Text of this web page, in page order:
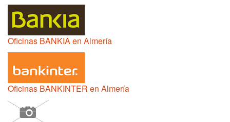
Oficinas BANKIA en Almería
Oficinas BANKINTER en Almería